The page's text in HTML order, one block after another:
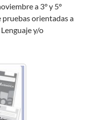
a 3° y 5º
orientadas a
y/o